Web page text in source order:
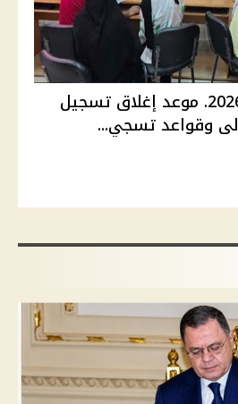
تنسيق الجامعات 2026. موعد إغلاق تسجيل
وقواعد تسجي...